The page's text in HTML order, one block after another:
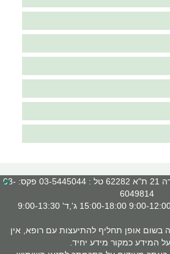
מרפאה: ר'ח עובדיה מברטנורה 21 ת"א 62282 טל : 03-5445044 פקס: 03-
6049814
בשום אופן תחליף להתיעצות עם רופא, אין
המידע כמקור מידע יחיד.